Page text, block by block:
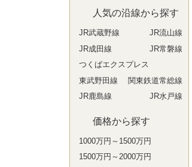
人気の沿線から探す
JR武蔵野線
JR流山線
JR成田線
JR常磐線
つくばエクスプレス
東武野田線
関東鉄道常総線
JR鹿島線
JR水戸線
価格から探す
1000万円～1500万円
1500万円～2000万円